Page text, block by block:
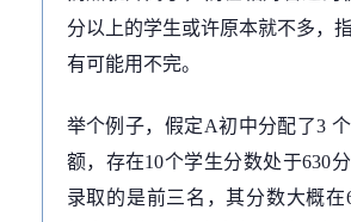
分以上的学生或许原本就不多，
有可能用不完。
举个例子，假定A初中分配了3
额，存在10个学生分数处于630
录取的是前三名，其分数大概在